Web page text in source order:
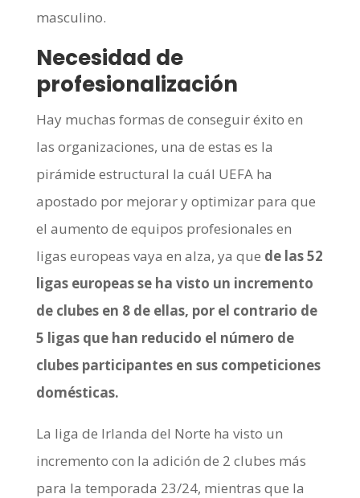
masculino.
Necesidad de
profesionalización
Hay muchas formas de conseguir éxito en
las organizaciones, una de estas es la
pirámide estructural la cuál UEFA ha
apostado por mejorar y optimizar para que
el aumento de equipos profesionales en
ligas europeas vaya en alza, ya que de las 52
ligas europeas se ha visto un incremento
de clubes en 8 de ellas, por el contrario de
5 ligas que han reducido el número de
clubes participantes en sus competiciones
domésticas.
La liga de Irlanda del Norte ha visto un
incremento con la adición de 2 clubes más
para la temporada 23/24, mientras que la